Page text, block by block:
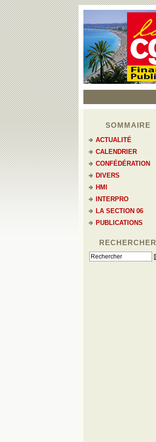
SOMMAIRE
ACTUALITÉ
CALENDRIER
CONFÉDÉRATION
DIVERS
HMI
INTERPRO
LA SECTION 06
PUBLICATIONS
RECHERCHER